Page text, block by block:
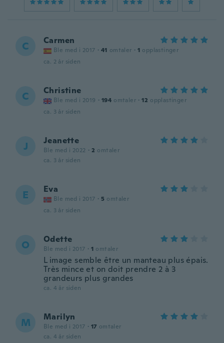
C Carmen
Ble med i 2017 · 41 omtaler · 1 opplastinger
ca. 2 år siden
C Christine
Ble med i 2019 · 194 omtaler · 12 opplastinger
ca. 3 år siden
J Jeanette
Ble med i 2022 · 2 omtaler
ca. 3 år siden
E Eva
Ble med i 2017 · 5 omtaler
ca. 3 år siden
O Odette
Ble med i 2017 · 1 omtaler
L image semble être un manteau plus épais.
Très mince et on doit prendre 2 à 3
grandeurs plus grandes
ca. 4 år siden
M Marilyn
Ble med i 2017 · 17 omtaler
ca. 4 år siden